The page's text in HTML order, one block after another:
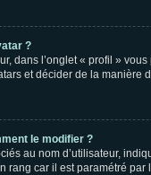
?
dans l’onglet « profil »
et décider de la manière
le modifier ?
au nom d’utilisateur,
rang car il est paramétré